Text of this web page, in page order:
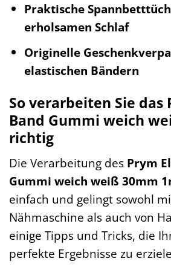
Praktische
erholsamen Schlaf
Originelle
elastischen Bändern
So verarbeiten Sie das
Band Gummi weich
richtig
Die Verarbeitung des Prym
Gummi weich weiß 30mm
einfach und gelingt sowohl
Nähmaschine als auch von
einige Tipps und Tricks, die
perfekte Ergebnisse zu